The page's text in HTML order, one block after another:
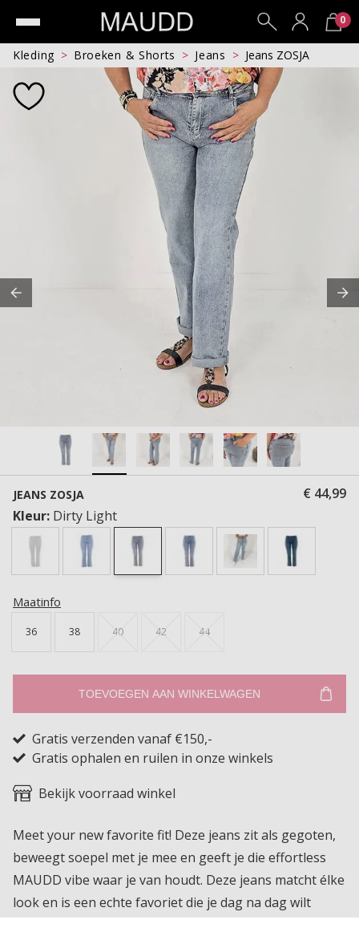
0
Kleding Broeken & Shorts Jeans Jeans ZOSJA
JEANS ZOSJA
€ 44,99
Kleur: Dirty Light
Maatinfo
36 38 40 42 44
TOEVOEGEN AAN WINKELWAGEN
Gratis verzenden vanaf €150,-
Gratis ophalen en ruilen in onze winkels
Bekijk voorraad winkel
Meet your new favorite fit! Deze jeans zit als gegoten,
beweegt soepel met je mee en geeft je die effortless
MAUDD vibe waar je van houdt. Deze jeans matcht élke
look en is een echte favoriet die je dag na dag wilt